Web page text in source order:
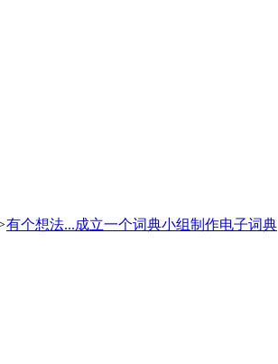
有个想法...成立一个词典小组制作电子词典